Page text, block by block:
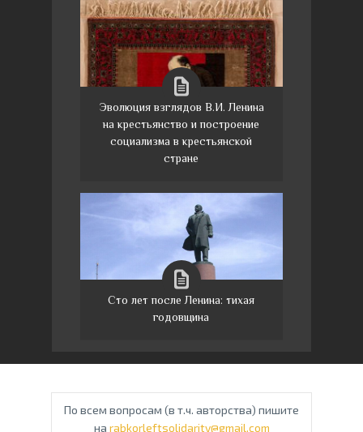
Эволюция взглядов В.И. Ленина
на крестьянство и построение
социализма в крестьянской
стране
Сто лет после Ленина: тихая
годовщина
По всем вопросам (в т.ч. авторства) пишите
на rabkorleftsolidarity@gmail.com